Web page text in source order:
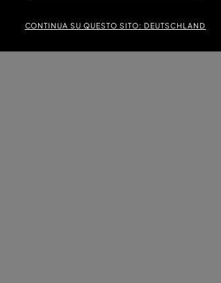
CONTINUA SU QUESTO SITO: DEUTSCHLAND